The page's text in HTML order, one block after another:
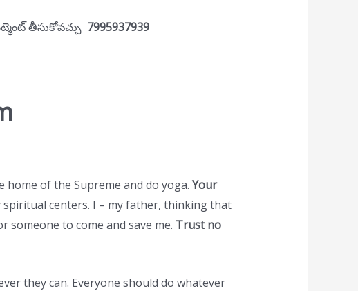
తీసుకోవచ్చు 7995937939
home of the Supreme and do yoga. Your
spiritual centers. I – my father, thinking that
someone to come and save me. Trust no
they can. Everyone should do whatever